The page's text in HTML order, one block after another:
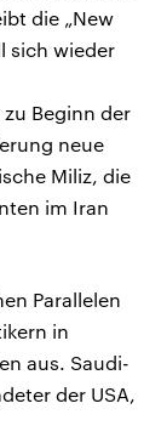
die „New
sich wieder
Beginn der
neue
Miliz, die
im Iran
Parallelen
in
aus. Saudi-
der USA,